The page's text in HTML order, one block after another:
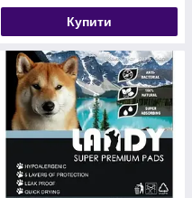
Купити